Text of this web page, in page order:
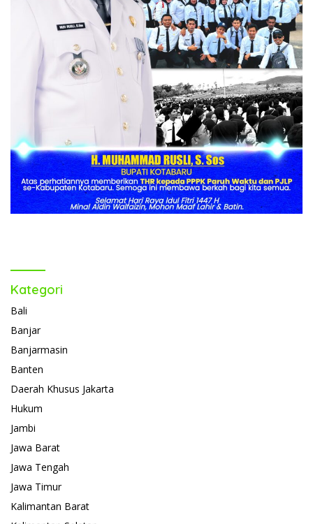
Kategori
Bali
Banjar
Banjarmasin
Banten
Daerah Khusus Jakarta
Hukum
Jambi
Jawa Barat
Jawa Tengah
Jawa Timur
Kalimantan Barat